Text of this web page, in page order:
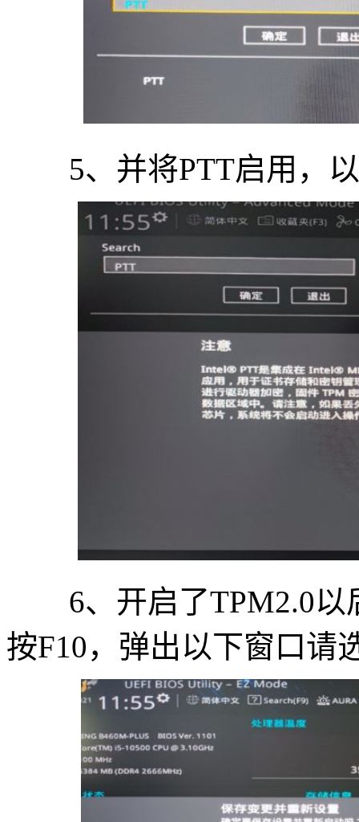
5、并将PTT启用，以
6、开启了TPM2.0以
按F10，弹出以下窗口请